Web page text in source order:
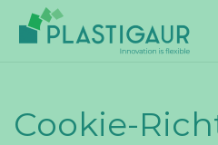
Cookie-